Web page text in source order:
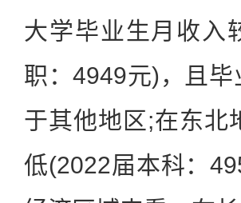
大学毕业生月收入
职：4949元)，且
于其他地区;在东北
低(2022届本科：